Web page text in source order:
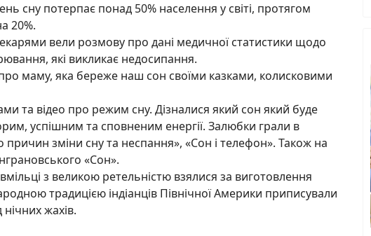
сну потерпає понад 50% населення у світі, протягом
20%.
вели розмову про дані медичної статистики щодо
які викликає недосипання.
маму, яка береже наш сон своїми казками, колисковими
та відео про режим сну. Дізналися який сон який буде
успішним та сповненим енергії. Залюбки грали в
причин зміни сну та неспання», «Сон і телефон». Також на
«Сон».
з великою ретельністю взялися за виготовлення
традицією індіанців Північної Америки приписували
жахів.